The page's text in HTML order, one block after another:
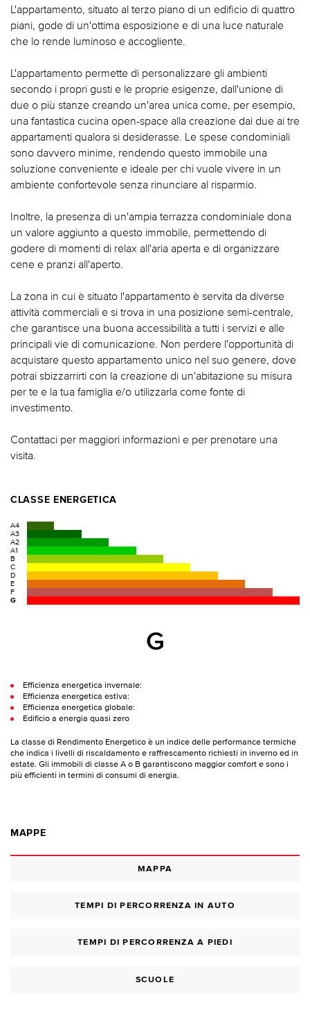
L'appartamento, situato al terzo piano di un edificio di quattro
piani, gode di un'ottima esposizione e di una luce naturale
che lo rende luminoso e accogliente.
L'appartamento permette di personalizzare gli ambienti
secondo i propri gusti e le proprie esigenze, dall'unione di
due o più stanze creando un'area unica come, per esempio,
una fantastica cucina open-space alla creazione dai due ai tre
appartamenti qualora si desiderasse. Le spese condominiali
sono davvero minime, rendendo questo immobile una
soluzione conveniente e ideale per chi vuole vivere in un
ambiente confortevole senza rinunciare al risparmio.
Inoltre, la presenza di un'ampia terrazza condominiale dona
un valore aggiunto a questo immobile, permettendo di
godere di momenti di relax all'aria aperta e di organizzare
cene e pranzi all'aperto.
La zona in cui è situato l'appartamento è servita da diverse
attività commerciali e si trova in una posizione semi-centrale,
che garantisce una buona accessibilità a tutti i servizi e alle
principali vie di comunicazione. Non perdere l'opportunità di
acquistare questo appartamento unico nel suo genere, dove
potrai sbizzarrirti con la creazione di un'abitazione su misura
per te e la tua famiglia e/o utilizzarla come fonte di
investimento.
Contattaci per maggiori informazioni e per prenotare una
visita.
CLASSE ENERGETICA
A4
A3
A2
A1
B
C
D
E
F
G
G
Efficienza energetica invernale:
Efficienza energetica estiva:
Efficienza energetica globale:
Edificio a energia quasi zero
La classe di Rendimento Energetico è un indice delle performance termiche
che indica i livelli di riscaldamento e raffrescamento richiesti in inverno ed in
estate. Gli immobili di classe A o B garantiscono maggior comfort e sono i
più efficienti in termini di consumi di energia.
MAPPE
MAPPA
TEMPI DI PERCORRENZA IN AUTO
TEMPI DI PERCORRENZA A PIEDI
SCUOLE